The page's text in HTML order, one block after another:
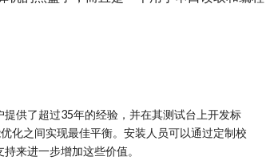
供了超过35年的经验，并在其测试台上开发标
化之间实现最佳平衡。安装人员可以通过定制校
来进一步增加这些价值。